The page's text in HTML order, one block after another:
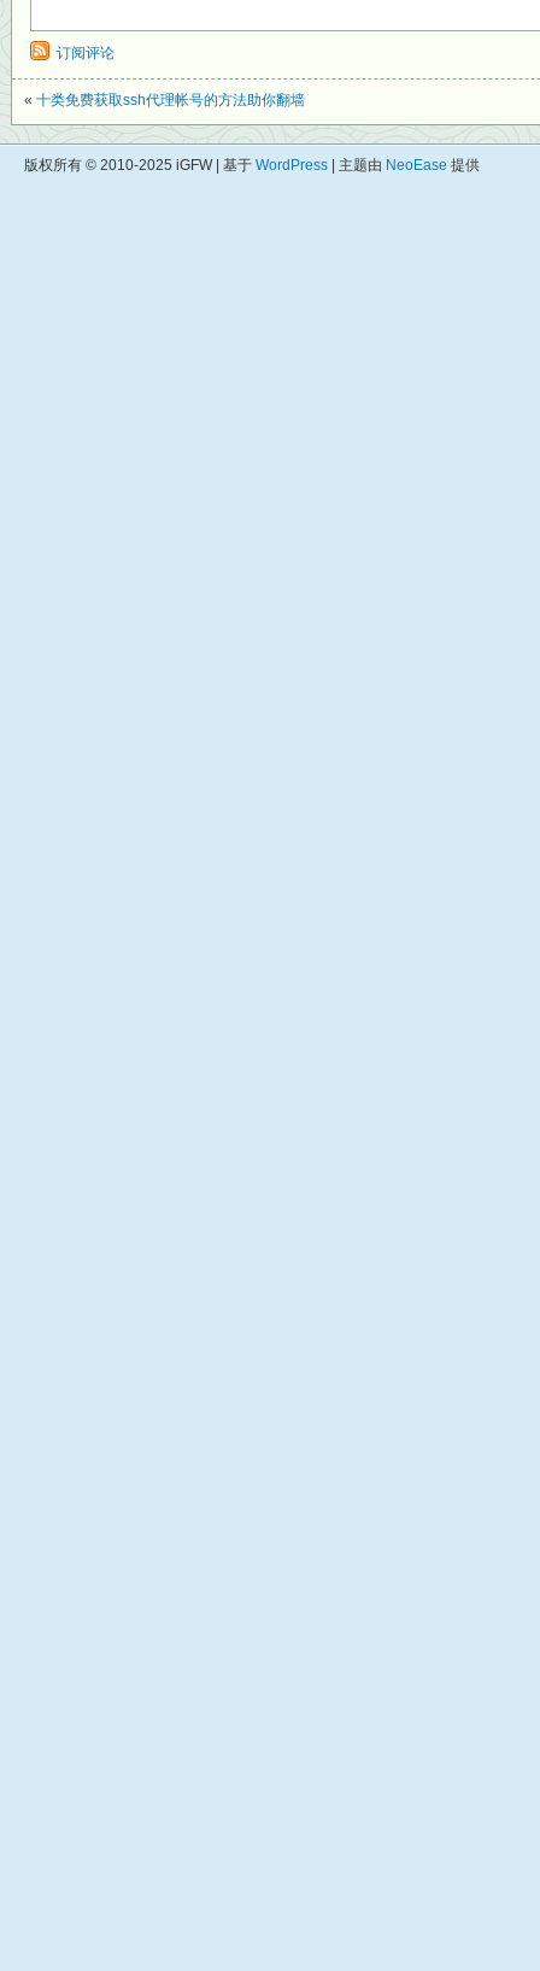
订阅评论
« 十类免费获取ssh代理帐号的方法助你翻墙
版权所有 © 2010-2025 iGFW | 基于 WordPress | 主题由 NeoEase 提供